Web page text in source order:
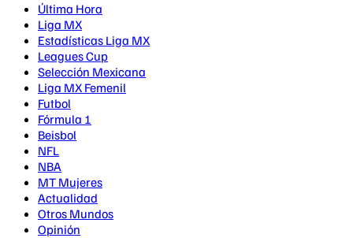
Última Hora
Liga MX
Estadísticas Liga MX
Leagues Cup
Selección Mexicana
Liga MX Femenil
Futbol
Fórmula 1
Beisbol
NFL
NBA
MT Mujeres
Actualidad
Otros Mundos
Opinión